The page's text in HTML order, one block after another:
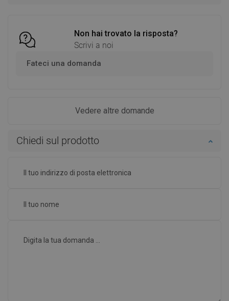
Non hai trovato la risposta?
Scrivi a noi
Fateci una domanda
Vedere altre domande
Chiedi sul prodotto